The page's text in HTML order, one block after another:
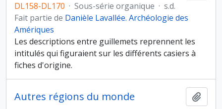
DL158-DL170 · Sous-série organique · s.d.
Fait partie de Danièle Lavallée. Archéologie des
Amériques
Les descriptions entre guillemets reprennent les
intitulés qui figuraient sur les différents casiers à
fiches d'origine.
Autres régions du monde